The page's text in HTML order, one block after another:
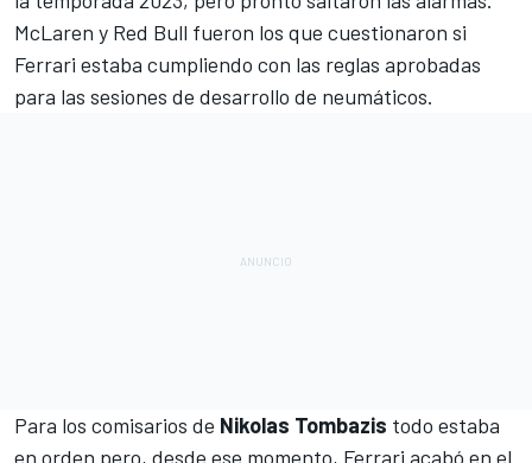
McLaren y Red Bull fueron los que cuestionaron si
Ferrari estaba cumpliendo con las reglas aprobadas
para las sesiones de desarrollo de neumáticos.
Para los comisarios de Nikolas Tombazis todo estaba
en orden pero, desde ese momento, Ferrari acabó en el